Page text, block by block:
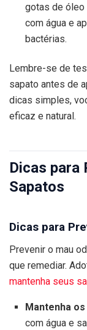
gotas de óleo
com água e
bactérias.
Lembre-se de
sapato antes de
dicas simples,
eficaz e natural.
Dicas para
Sapatos
Dicas para
Prevenir o mau
que remediar.
mantenha seus
Mantenha
com água e